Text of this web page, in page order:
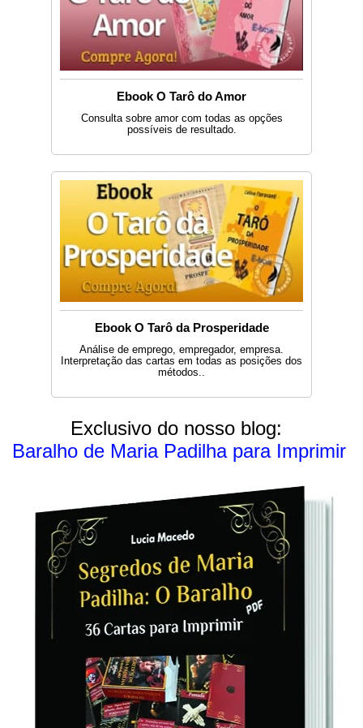
Ebook O Tarô do Amor
Consulta sobre amor com todas as opções
possíveis de resultado.
Ebook O Tarô da Prosperidade
Análise de emprego, empregador, empresa.
Interpretação das cartas em todas as posições dos
métodos..
Exclusivo do nosso blog:
Baralho de Maria Padilha para Imprimir